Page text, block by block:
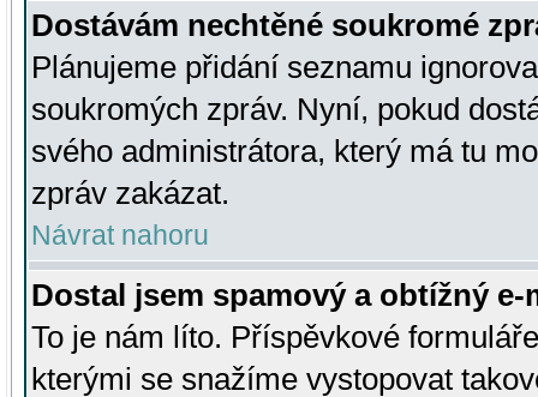
Dostávám nechtěné soukromé
Plánujeme přidání seznamu
soukromých zpráv. Nyní, pokud
svého administrátora, který má tu
zpráv zakázat.
Návrat nahoru
Dostal jsem spamový a obtížný
To je nám líto. Příspěvkové
kterými se snažíme vystopovat